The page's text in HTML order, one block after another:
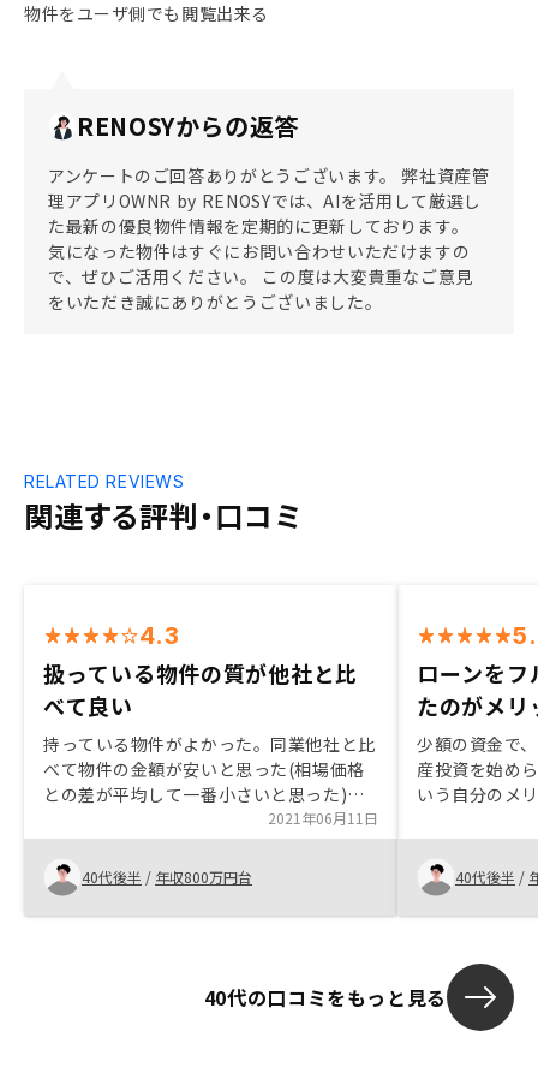
物件をユーザ側でも閲覧出来る
RENOSYからの返答
アンケートのご回答ありがとうございます。 弊社資産管
理アプリOWNR by RENOSYでは、AIを活用して厳選し
た最新の優良物件情報を定期的に更新しております。
気になった物件はすぐにお問い合わせいただけますの
で、ぜひご活用ください。 この度は大変貴重なご意見
をいただき誠にありがとうございました。
関連する評判・口コミ
RELATED REVIEWS
4.3
扱っている物件の質が他社と比
べて良い
持っている物件がよかった。同業他社と比
べて物件の金額が安いと思った(相場価格
との差が平均して一番小さいと思った)。
管理費用等の運用コストが一番安いと思っ
た。購入後のコンサル(売却タイミングの
コンサル等)を密に行っていただけるとも
のすごく良い。
2021年06月11日
40代後半 / 年収800万円台
ローンを
たのがメリ
少額の資金で
産投資を始め
いう自分のメ
生命保険代わ
も考えて購入
40代後半 /
40代の口コミをもっと見る